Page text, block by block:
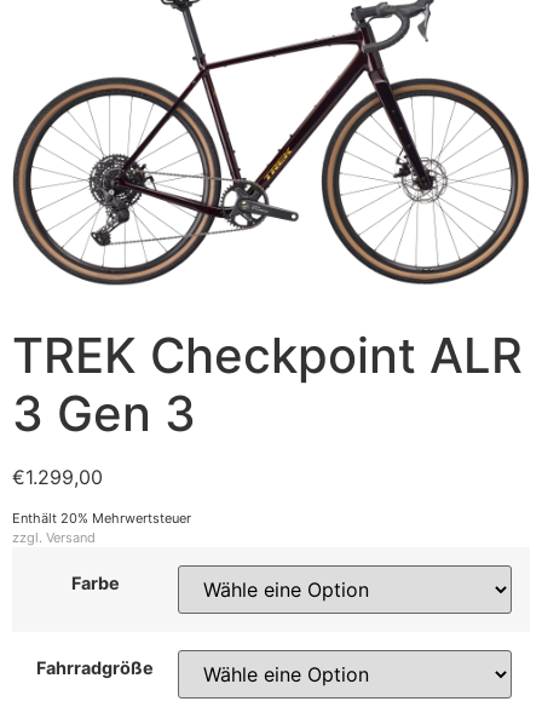
TREK Checkpoint ALR
3 Gen 3
€1.299,00
Enthält 20% Mehrwertsteuer
zzgl. Versand
Farbe
Fahrradgröße